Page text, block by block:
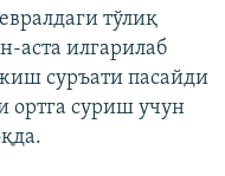
тўлиқ
аста илгарилаб
суръати пасайди
ортга суриш учун